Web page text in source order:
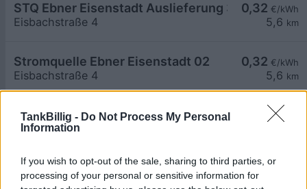
TankBillig - Do Not Process My Personal
Information
If you wish to opt-out of the sale, sharing to third parties, or
processing of your personal or sensitive information for
0,32 €/kWh
5,6 km
STQ Ebner Eisenstadt Auslieferung 3
Eisbachstraße 4
0,32 €/kWh
5,6 km
Stromquelle Ebner Eisenstadt 02
Eisbachstraße 4
€/kWh
Stromquelle Ebner Eisenstadt 01
Eisbachstraße 4
0,32
Stromquelle Ebner Eisenstadt 04
Eisbachstraße 4